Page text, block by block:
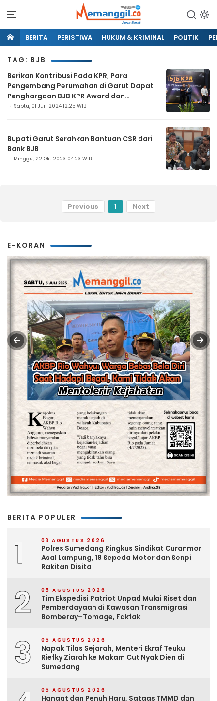
BERITA PERISTIWA HUKUM & KRIMINAL POLITIK
TAG: BJB
Berikan Kontribusi Pada KPR, Para
Pengembang Perumahan di Garut Dapat
Penghargaan BJB KPR Award dan
Gathering 2024
Sabtu, 01 Jun 2024 12:25 WIB
Bupati Garut Serahkan Bantuan CSR dari
Bank BJB
Minggu, 22 Okt 2023 04:23 WIB
Previous 1 Next
E-KORAN
BERITA POPULER
1 03 AGUSTUS 2026
Polres Sumedang Ringkus Sindikat Curanmor
Asal Lampung, 18 Sepeda Motor dan Senpi
Rakitan Disita
2 05 AGUSTUS 2026
Tim Ekspedisi Patriot Unpad Mulai Riset dan
Pemberdayaan di Kawasan Transmigrasi
Bomberay–Tomage, Fakfak
3 05 AGUSTUS 2026
Napak Tilas Sejarah, Menteri Ekraf Teuku
Riefky Ziarah ke Makam Cut Nyak Dien di
Sumedang
05 AGUSTUS 2026
Hangat dan Penuh Haru, Satgas TMMD dan